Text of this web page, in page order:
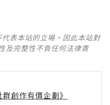
表本站的立場。因此本站對
及完整性不負任何法律責
創作有價企劃》